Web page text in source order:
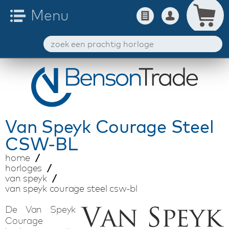
Van SpeykCourage Steel
CSW-BL
home
horloges
van speyk
van speyk courage steel csw-bl
De Van Speyk
Courage